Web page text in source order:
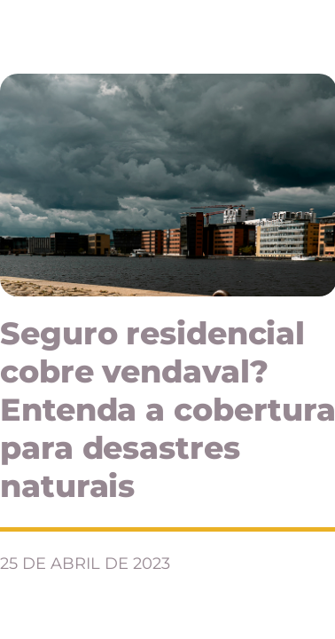
Seguro residencial
cobre vendaval?
Entenda a cobertura
para desastres
naturais
25 DE ABRIL DE 2023